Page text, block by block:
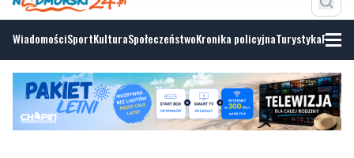
WiadomościSportKulturaSpołeczeństwoKronika policyjnaTurystyka